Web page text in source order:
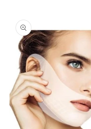
informazioni
sul prodotto